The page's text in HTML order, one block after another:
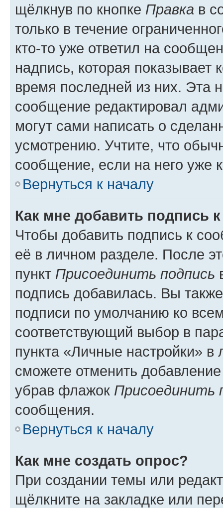
щёлкнув по кнопке Правка в
только в течение
кто-то уже ответил на
надпись, которая показывает
время последней из них. Эта
сообщение редактировал
могут сами написать о
усмотрению. Учтите, что
сообщение, если на него уже
Вернуться к началу
Как мне добавить подпись
Чтобы добавить подпись к
её в личном разделе. После
пункт Присоединить подпись
подпись добавилась. Вы
подписи по умолчанию ко
соответствующий выбор в
пункта «Личные настройки»
сможете отменить
убрав флажок Присоединить
сообщения.
Вернуться к началу
Как мне создать опрос?
При создании темы или
щёлкните на закладке или